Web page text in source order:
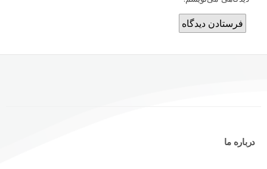
درباره ما